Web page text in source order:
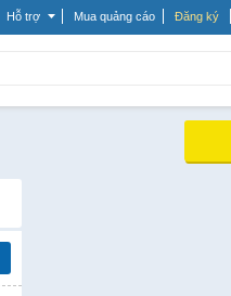
Hỗ trợ Mua quảng cáo Đăng ký